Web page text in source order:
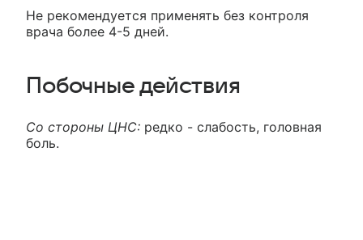
Не рекомендуется применять без контроля
врача более 4-5 дней.
Побочные действия
Со стороны ЦНС: редко - слабость, головная
боль.